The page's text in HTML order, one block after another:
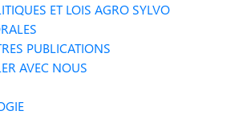
ET LOIS AGRO SYLVO
PUBLICATIONS
AVEC NOUS